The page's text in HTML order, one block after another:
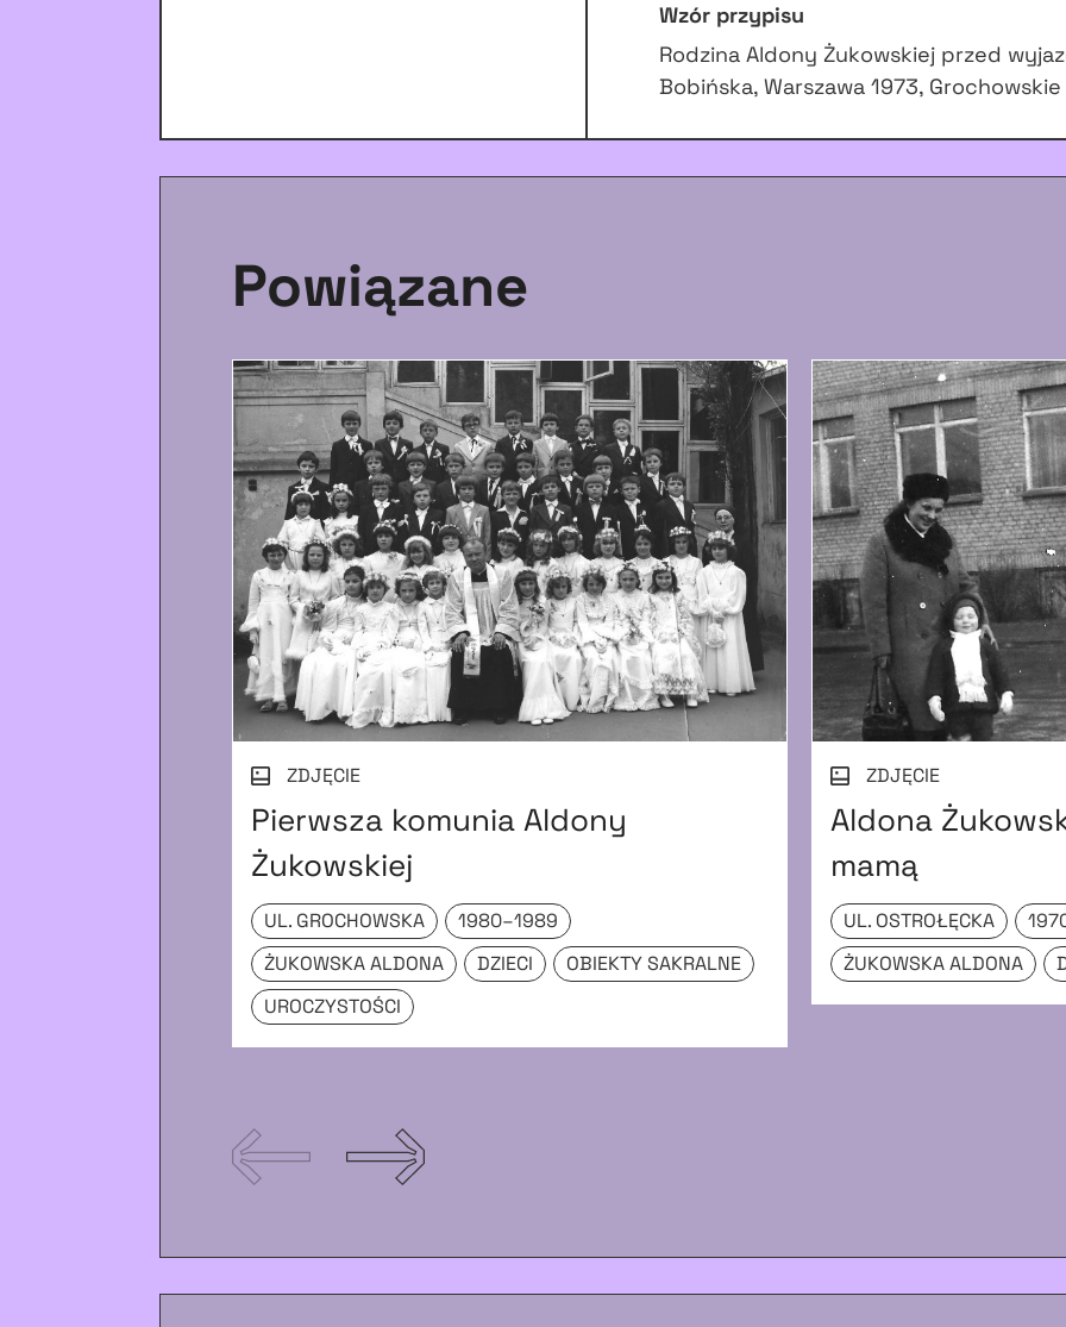
Wzór przypisu
Rodzina Aldony Żukowskiej przed
Bobińska, Warszawa 1973,
Powiązane
ZDJĘCIE
Pierwsza komunia Aldony
Żukowskiej
UL. GROCHOWSKA
1980–1989
ŻUKOWSKA ALDONA
DZIECI
OBIEKTY SAKRALNE
UROCZYSTOŚCI
ZDJĘCIE
Aldona
mamą
UL. OSTROŁĘCKA
ŻUKOWSKA ALDONA